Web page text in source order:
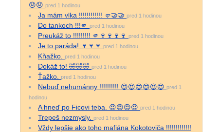
😞😞 pred 1 hodinou
Ja mám vlka !!!!!!!!!!!! 🤛🤝🤝 pred 1 hodinou
Do tankoch !!!🫵 pred 1 hodinou
Preukáž to !!!!!!!!! 🫵🍷🍷🍷🍷 pred 1 hodinou
Je to paráda! 🍷🍷🍷 pred 1 hodinou
Kňažko. pred 1 hodinou
Dokáž to! 🤣🤣🤣 pred 1 hodinou
Ťažko. pred 1 hodinou
Nebuď nehumánny !!!!!!!!!! 😍😍😍😍😍😍 pred 1
hodinou
A hneď po Ficovi teba. 😍😍😍😍 pred 1 hodinou
Trepeš nezmysly. pred 1 hodinou
Vždy lepšie ako toho mafiána Kokotoviča !!!!!!!!!!!!!